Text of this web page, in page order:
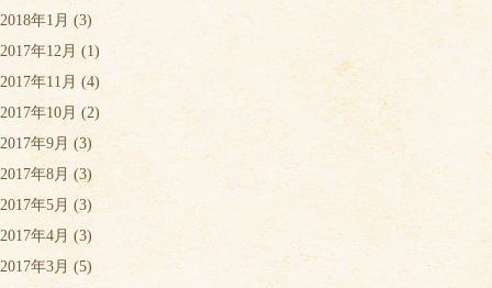
2018年1月 (3)
2017年12月 (1)
2017年11月 (4)
2017年10月 (2)
2017年9月 (3)
2017年8月(3)
2017年5月 (3)
2017年4月(3)
2017年3月 (5)